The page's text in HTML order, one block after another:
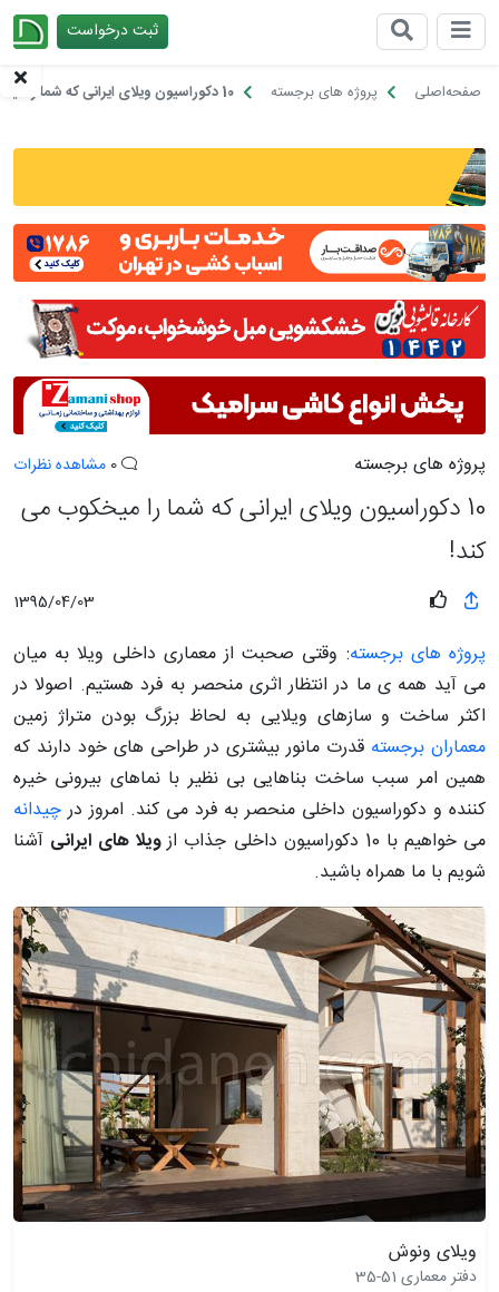
ثبت درخواست
صفحه‌اصلی پروژه های برجسته 10 دکوراسیون ویلای ایرانی که شما را میخکوب می کند!
پروژه های برجسته مشاهده نظرات
10 دکوراسیون ویلای ایرانی که شما را میخکوب می
کند!
1395/04/03
پروژه های برجسته: وقتی صحبت از معماری داخلی ویلا به میان
می آید همه ی ما در انتظار اثری منحصر به فرد هستیم. اصولا در
اکثر ساخت و سازهای ویلایی به لحاظ بزرگ بودن متراژ زمین
معماران برجسته قدرت مانور بیشتری در طراحی های خود دارند که
همین امر سبب ساخت بناهایی بی نظیر با نماهای بیرونی خیره
کننده و دکوراسیون داخلی منحصر به فرد می کند. امروز درچیدانه
می خواهیم با 10 دکوراسیون داخلی جذاب از
ویلا های ایرانی آشنا
شویم با ما همراه باشید.
ویلای ونوش
دفتر معماری 51-35